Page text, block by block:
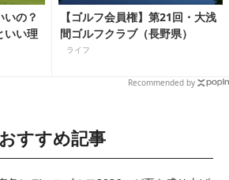
の？
いい理
【ゴルフ会員権】第21回・大浅
間ゴルフクラブ（長野県）
ライフ
Recommended by
おすすめ記事